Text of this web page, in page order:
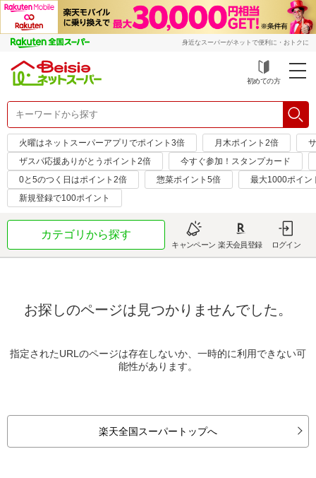
身近なスーパーがネットで便利に・おトクに
初めての方
火曜はネットスーパーアプリでポイント3倍 月木ポイント2倍
ザスパ応援ありがとうポイント2倍
今すぐ参加！スタンプカード
0と5のつく日はポイント2倍
惣菜ポイント5倍
最大1000ポイン
新規登録で100ポイント
カテゴリから探す
キャンペーン 楽天会員登録 ログイン
お探しのページは見つかりませんでした。
指定されたURLのページは存在しないか、一時的に利用できない可
能性があります。
楽天全国スーパートップへ